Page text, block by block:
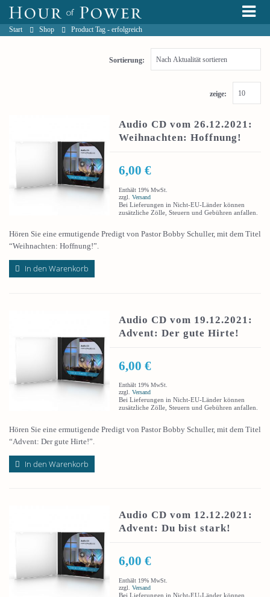
Start Shop Product Tag - erfolgreich
Sortierung:
zeige:
Audio CD vom 26.12.2021:
Weihnachten: Hoffnung!
6,00€
Enthält 19% MwSt.
zzgl.Versand
Bei Lieferungen in Nicht-EU-Länder können
zusätzliche Zölle, Steuern und Gebühren anfallen.
Hören Sie eine ermutigende Predigt von Pastor Bobby Schuller, mit dem Titel
“Weihnachten: Hoffnung!”.
In den Warenkorb
Audio CD vom 19.12.2021:
Advent: Der gute Hirte!
6,00€
Enthält 19% MwSt.
zzgl.Versand
Bei Lieferungen in Nicht-EU-Länder können
zusätzliche Zölle, Steuern und Gebühren anfallen.
Hören Sie eine ermutigende Predigt von Pastor Bobby Schuller, mit dem Titel
“Advent: Der gute Hirte!”.
In den Warenkorb
Audio CD vom 12.12.2021:
Advent: Du bist stark!
6,00€
Enthält 19% MwSt.
zzgl.Versand
Bei Lieferungen in Nicht-EU-Länder können